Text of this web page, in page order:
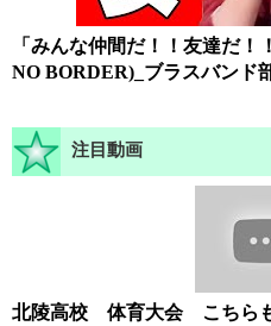
「みんな仲間だ！！友達だ！
NO BORDER)_ブラスバン
注目動画
北陵高校 体育大会 こちら